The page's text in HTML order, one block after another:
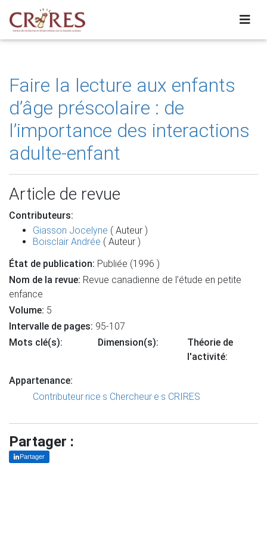
Faire la lecture aux enfants
d’âge préscolaire : de
l’importance des interactions
adulte-enfant
Article de revue
Contributeurs:
Giasson Jocelyne ( Auteur )
Boisclair Andrée ( Auteur )
État de publication: Publiée (1996 )
Nom de la revue: Revue canadienne de l’étude en petite
enfance
Volume: 5
Intervalle de pages: 95-107
Mots clé(s):
Dimension(s):
Théorie de
l'activité:
Appartenance:
Contributeur·rice·s Chercheur·e·s CRIRES
Partager :
Partager